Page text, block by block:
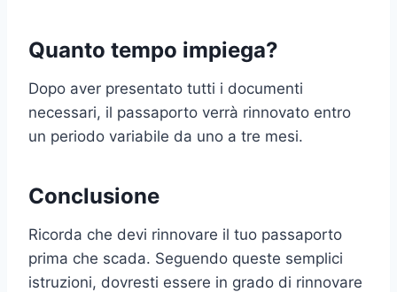
Quanto tempo impiega?
Dopo aver presentato tutti i documenti
necessari, il passaporto verrà rinnovato entro
un periodo variabile da uno a tre mesi.
Conclusione
Ricorda che devi rinnovare il tuo passaporto
prima che scada. Seguendo queste semplici
istruzioni, dovresti essere in grado di rinnovare